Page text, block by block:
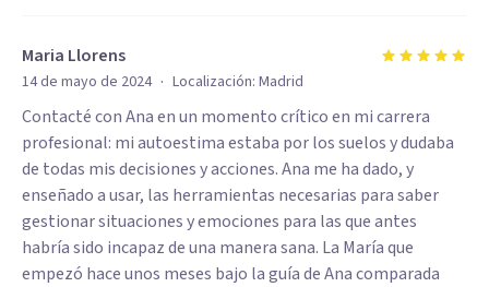
Maria Llorens
14 de mayo de 2024 · Localización: Madrid
Contacté con Ana en un momento crítico en mi carrera
profesional: mi autoestima estaba por los suelos y dudaba
de todas mis decisiones y acciones. Ana me ha dado, y
enseñado a usar, las herramientas necesarias para saber
gestionar situaciones y emociones para las que antes
habría sido incapaz de una manera sana. La María que
empezó hace unos meses bajo la guía de Ana comparada